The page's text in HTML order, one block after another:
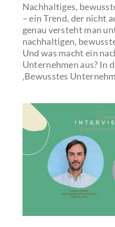
Nachhaltiges,
– ein Trend, der nicht
genau versteht man
nachhaltigen,
Und was macht ein
Unternehmen aus? In
‚Bewusstes